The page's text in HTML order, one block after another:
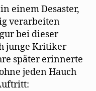
einem Desaster,
verarbeiten
bei dieser
junge Kritiker
später erinnerte
jeden Hauch